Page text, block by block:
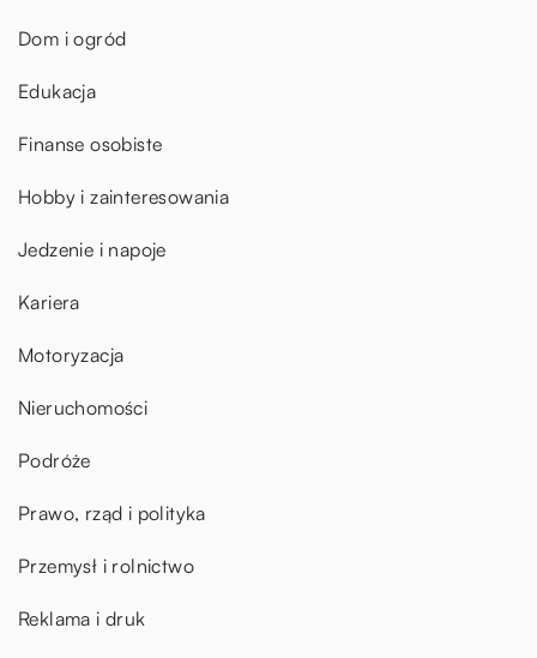
Dom i ogród
Edukacja
Finanse osobiste
Hobby i zainteresowania
Jedzenie i napoje
Kariera
Motoryzacja
Nieruchomości
Podróże
Prawo, rząd i polityka
Przemysł i rolnictwo
Reklama i druk